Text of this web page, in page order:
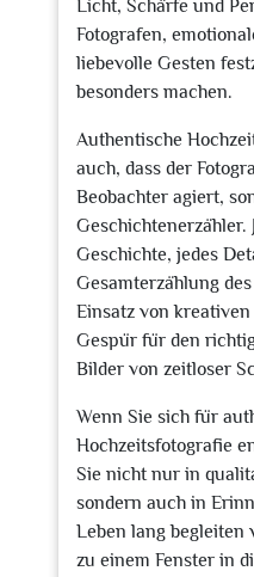
Licht, Schärfe und
Fotografen,
liebevolle Gesten
besonders machen.
Authentische
auch, dass der
Beobachter agiert,
Geschichtenerzähler.
Geschichte, jedes
Gesamterzählung
Einsatz von
Gespür für den
Bilder von zeitloser
Wenn Sie sich für
Hochzeitsfotografie
Sie nicht nur in
sondern auch in
Leben lang begleiten
zu einem Fenster in